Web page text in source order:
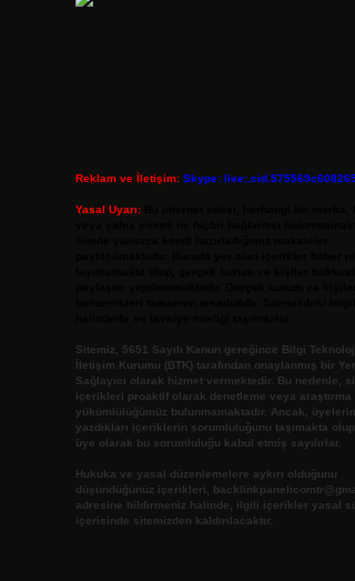
Reklam ve İletişim: Skype:
Yasal Uyarı:
Sitemiz, 5651 Sayılı Kanun gereğince Bilgi
İletişim Kurumu (BTK) tarafından onaylanmış bir Yer
Sağlayıcı olarak hizmet vermektedir. Bu nedenle,
içerikleri proaktif olarak denetleme veya araştırma
yükümlülüğümüz bulunmamaktadır. Ancak,
yazdıkları içeriklerin sorumluluğunu taşımakta
üye olarak bu sorumluluğu kabul etmiş sayılırlar.
Hukuka ve yasal düzenlemelere aykırı olduğunu
düşündüğünüz içerikleri,
adresine bildirmeniz halinde, ilgili içerikler yasal
içerisinde sitemizden kaldırılacaktır.